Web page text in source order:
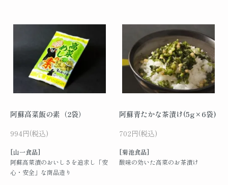
阿蘇高菜飯の素（2袋）
994円(税込)
[山一食品]
阿蘇高菜漬のおいしさを追求し「安
心・安全」な商品造り
阿蘇青たかな茶漬け(5g×6袋)
702円(税込)
[菊池食品]
酸味の効いた高菜のお茶漬け